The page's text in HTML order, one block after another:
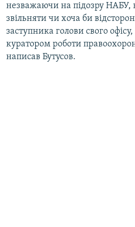
незважаючи на підозру НАБУ,
звільняти чи хоча би
заступника голови свого
куратором роботи
написав Бутусов.